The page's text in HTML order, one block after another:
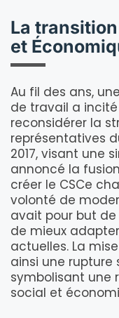
La
et
Au fil des ans,
de travail a
reconsidérer la
représentatives
2017, visant une
annoncé la
créer le CSCe
volonté de
avait pour but
de mieux
actuelles. La
ainsi une
symbolisant une
social et